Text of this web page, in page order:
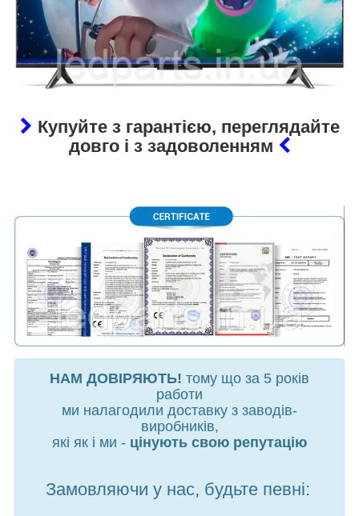
Купуйте з гарантією, переглядайте
довго і з задоволенням
НАМ ДОВІРЯЮТЬ! тому що за 5 років
работи
ми налагодили доставку з заводів-
виробників,
які як і ми - цінують свою репутацію
Замовляючи у нас, будьте певні: